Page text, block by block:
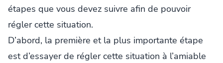
étapes que vous devez suivre afin de pouvoir
régler cette situation.
D’abord, la première et la plus importante étape
est d’essayer de régler cette situation à l’amiable